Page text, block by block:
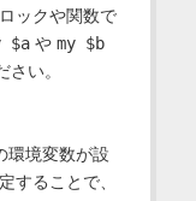
ックや関数で
$aや my $b
い。
環境変数が設
することで、